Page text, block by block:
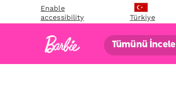
Enable
accessibility
Türkiye
Tümünü İncele